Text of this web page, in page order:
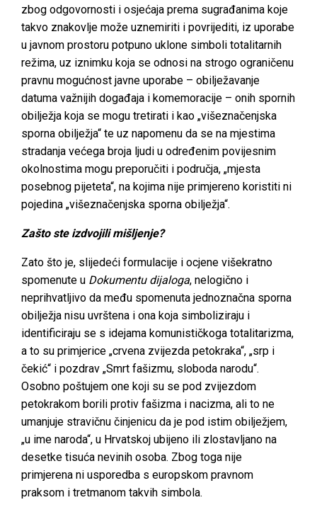
zbog odgovornosti i osjećaja prema sugrađanima koje
takvo znakovlje može uznemiriti i povrijediti, iz uporabe
u javnom prostoru potpuno uklone simboli totalitarnih
režima, uz iznimku koja se odnosi na strogo ograničenu
pravnu mogućnost javne uporabe – obilježavanje
datuma važnijih događaja i komemoracije – onih spornih
obilježja koja se mogu tretirati i kao „višeznačenjska
sporna obilježja“ te uz napomenu da se na mjestima
stradanja većega broja ljudi u određenim povijesnim
okolnostima mogu preporučiti i područja, „mjesta
posebnog pijeteta“, na kojima nije primjereno koristiti ni
pojedina „višeznačenjska sporna obilježja“.
Zašto ste izdvojili mišljenje?
Zato što je, slijedeći formulacije i ocjene višekratno
spomenute u Dokumentu dijaloga, nelogično i
neprihvatljivo da među spomenuta jednoznačna sporna
obilježja nisu uvrštena i ona koja simboliziraju i
identificiraju se s idejama komunističkoga totalitarizma,
a to su primjerice „crvena zvijezda petokraka“, „srp i
čekić“ i pozdrav „Smrt fašizmu, sloboda narodu“.
Osobno poštujem one koji su se pod zvijezdom
petokrakom borili protiv fašizma i nacizma, ali to ne
umanjuje stravičnu činjenicu da je pod istim obilježjem,
„u ime naroda“, u Hrvatskoj ubijeno ili zlostavljano na
desetke tisuća nevinih osoba. Zbog toga nije
primjerena ni usporedba s europskom pravnom
praksom i tretmanom takvih simbola.